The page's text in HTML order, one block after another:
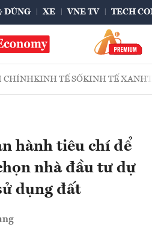
DÙNG XE VNE TV TECH
CHÍNHKINH TẾ SỐKINH TẾ XANH
hành tiêu chí để
nhà đầu tư dự
dụng đất